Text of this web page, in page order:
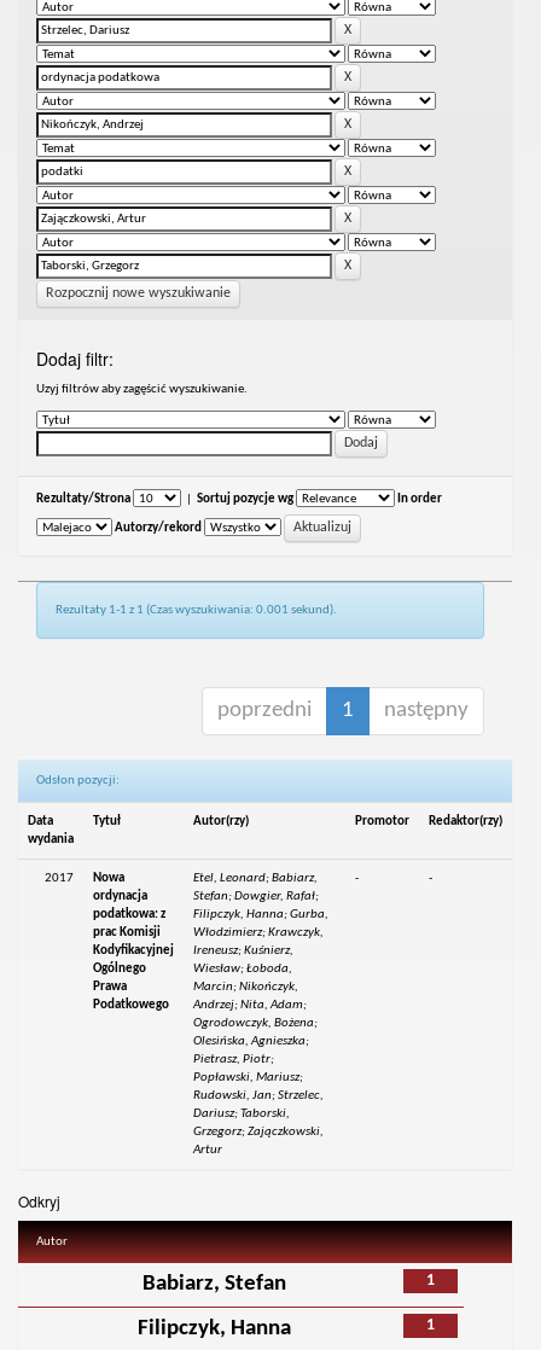
Rozpocznij nowe wyszukiwanie
Dodaj filtr:
Uzyj filtrów aby zagęścić wyszukiwanie.
Rezultaty/Strona Sortuj pozycje wg In order
Autorzy/rekord
Rezultaty 1-1 z 1 (Czas wyszukiwania: 0.001 sekund).
poprzedni 1 następny
Odsłon pozycji:
Data
wydania
Tytuł Autor(rzy) Promotor Redaktor(rzy)
2017
Nowa
ordynacja
podatkowa: z
prac Komisji
Kodyfikacyjnej
Ogólnego
Prawa
Podatkowego
Etel, Leonard; Babiarz,
Stefan; Dowgier, Rafał;
Filipczyk, Hanna; Gurba,
Włodzimierz; Krawczyk,
Ireneusz; Kuśnierz,
Wiesław; Łoboda,
Marcin; Nikończyk,
Andrzej; Nita, Adam;
Ogrodowczyk, Bożena;
Olesińska, Agnieszka;
Pietrasz, Piotr;
Popławski, Mariusz;
Rudowski, Jan; Strzelec,
Dariusz; Taborski,
Grzegorz; Zajączkowski,
Artur
- -
Odkryj
Autor
1
Babiarz, Stefan
1
Filipczyk, Hanna